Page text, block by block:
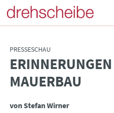
PRESSESCHAU
:
MAUERBAU
von Stefan Wirner